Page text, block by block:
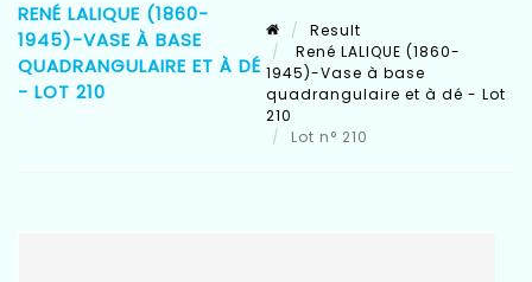
RENÉ LALIQUE (1860-
1945)-VASE À BASE
QUADRANGULAIRE ET À DÉ
- LOT 210
Result
René LALIQUE (1860-
1945)-Vase à base
quadrangulaire et à dé - Lot
210
Lot n° 210